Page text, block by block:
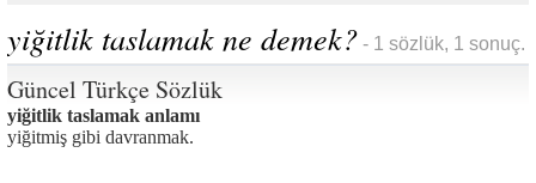
yiğitlik taslamak ne demek? - 1 sözlük, 1 sonuç.
Güncel Türkçe Sözlük
yiğitlik taslamak anlamı
yiğitmiş gibi davranmak.